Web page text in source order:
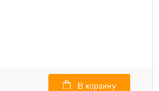
В корзину